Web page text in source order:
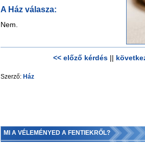
A Ház válasza:
Nem.
<< előző kérdés||
Szerző: Ház
MI A VÉLEMÉNYED A FENTIEKRŐL?